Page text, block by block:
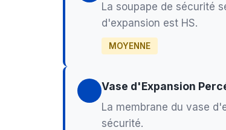
La soupape de sécurité
d'expansion est HS.
MOYENNE
Vase d'Expansion
La membrane du vase
sécurité.